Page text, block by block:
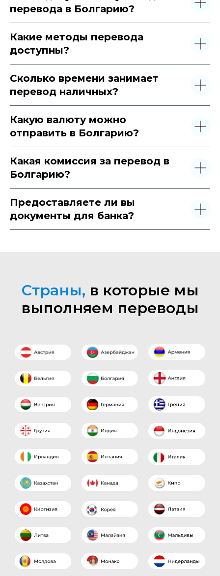
перевода в Болгарию?
Какие методы перевода
доступны?
Сколько времени занимает
перевод наличных?
Какую валюту можно
отправить в Болгарию?
Какая комиссия за перевод в
Болгарию?
Предоставляете ли вы
документы для банка?
Страны, в которые мы
выполняем переводы